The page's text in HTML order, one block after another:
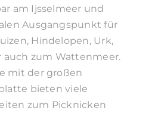
am Ijsselmeer und
Ausgangspunkt für
Hindelopen, Urk,
zum Wattenmeer.
mit der großen
bieten viele
zum Picknicken